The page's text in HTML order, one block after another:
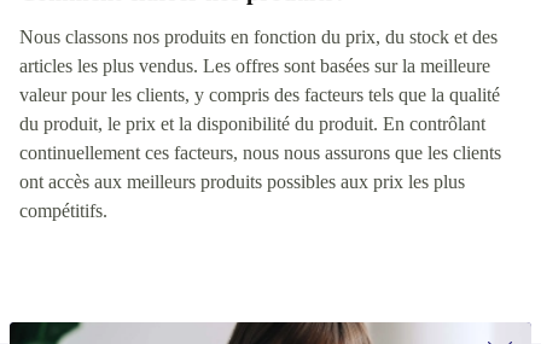
Nous classons nos produits en fonction du prix, du stock et des
articles les plus vendus. Les offres sont basées sur la meilleure
valeur pour les clients, y compris des facteurs tels que la qualité
du produit, le prix et la disponibilité du produit. En contrôlant
continuellement ces facteurs, nous nous assurons que les clients
ont accès aux meilleurs produits possibles aux prix les plus
compétitifs.